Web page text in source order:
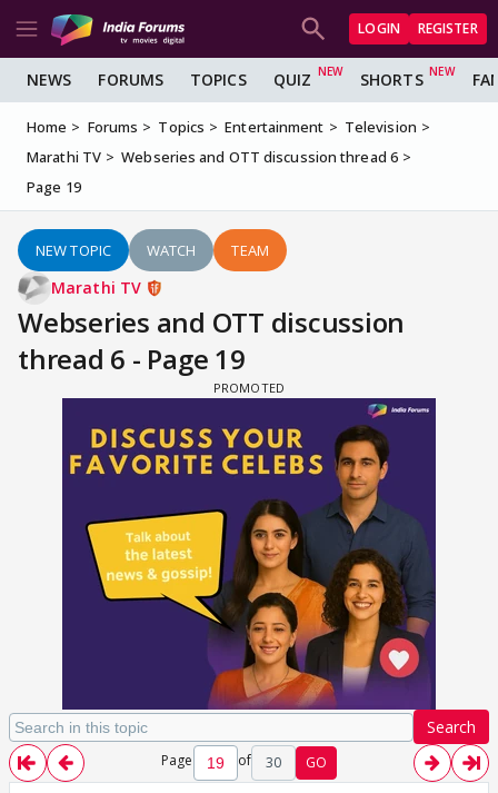
LOGIN REGISTER
NEWS FORUMS TOPICS QUIZ SHORTS
Home Forums Topics Entertainment
Television
Marathi TV
Webseries and OTT discussion thread 6
Page 19
NEW TOPIC WATCH TEAM
Marathi TV
Webseries and OTT discussion
thread 6 - Page 19
Search
Page of 30 GO